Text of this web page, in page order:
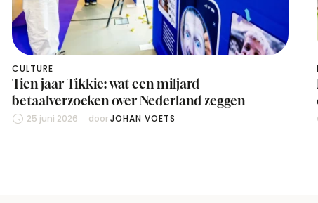
CULTURE
Tien jaar Tikkie: wat een miljard
betaalverzoeken over Nederland zeggen
25 juni 2026 door JOHAN VOETS